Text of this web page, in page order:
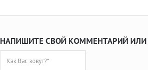
НАПИШИТЕ СВОЙ КОММЕНТАРИЙ ИЛИ